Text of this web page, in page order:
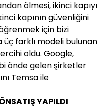
ölmesi, ikinci kapıyı
kapının güvenliğini
için bizi
üç farklı modeli bulunan
oldu. Google,
önde gelen şirketler
Temsa ile
YAPILDI